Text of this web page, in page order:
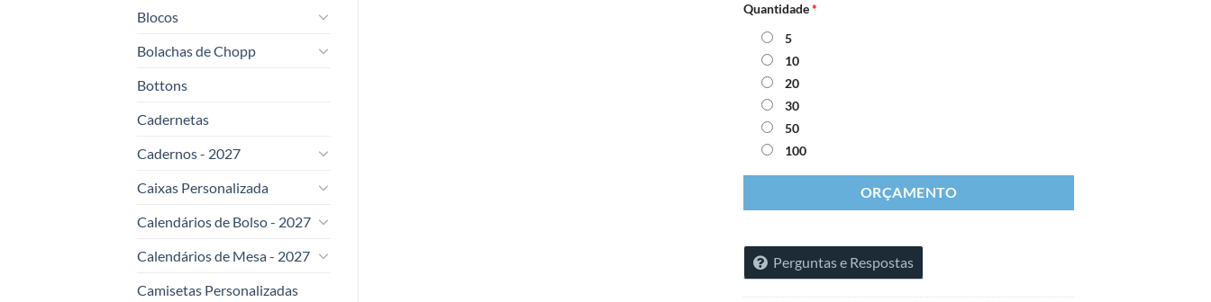
Blocos
Bolachas de Chopp
Bottons
Cadernetas
Cadernos - 2027
Caixas Personalizada
Calendários de Bolso - 2027
Calendários de Mesa - 2027
Camisetas Personalizadas
Quantidade*
5
10
20
30
50
100
ORÇAMENTO
Perguntas e Respostas